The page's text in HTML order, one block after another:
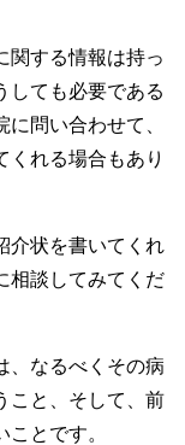
関する情報は持っ
しても必要である
問い合わせて、
くれる場合もあり
介状を書いてくれ
相談してみてくだ
、なるべくその病
こと、そして、前
とです。